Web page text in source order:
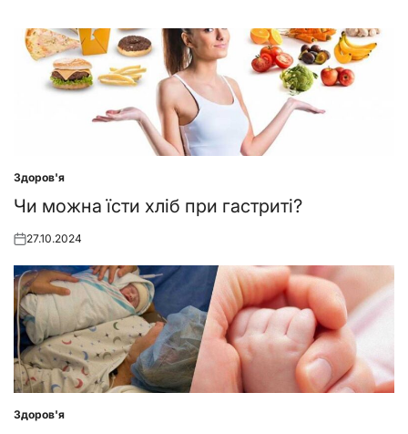
Posted
in
Здоров'я
Чи можна їсти хліб при гастриті?
Posted
27.10.2024
Posted
Здоров'я